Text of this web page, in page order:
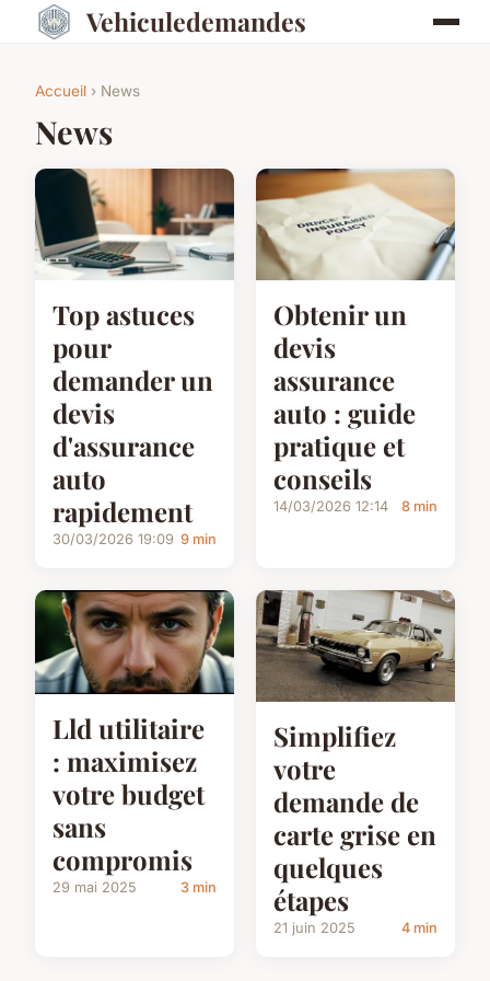
Vehiculedemandes
Accueil › News
News
Top astuces
pour
demander un
devis
d'assurance
auto
rapidement
30/03/2026 19:09 9 min
Obtenir un
devis
assurance
auto : guide
pratique et
conseils
14/03/2026 12:14 8 min
Lld utilitaire
: maximisez
votre budget
sans
compromis
29 mai 2025 3 min
Simplifiez
votre
demande de
carte grise en
quelques
étapes
21 juin 2025 4 min